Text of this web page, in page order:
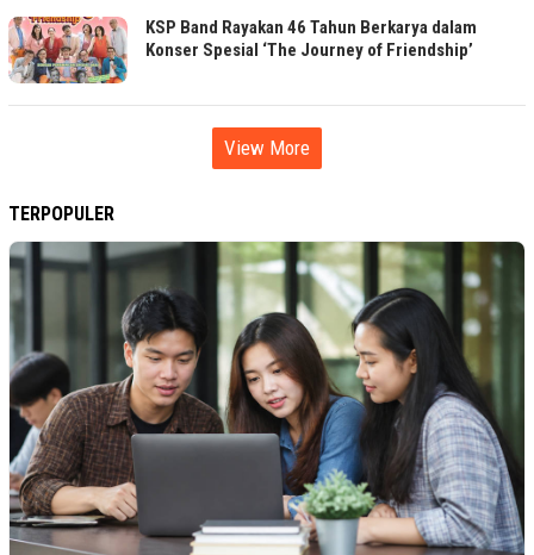
KSP Band Rayakan 46 Tahun Berkarya dalam
Konser Spesial ‘The Journey of Friendship’
View More
TERPOPULER